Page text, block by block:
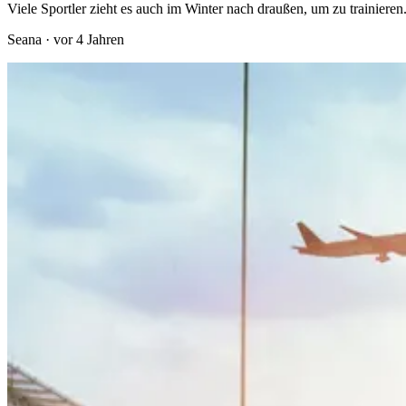
Viele Sportler zieht es auch im Winter nach draußen, um zu trainieren.
Seana · vor 4 Jahren